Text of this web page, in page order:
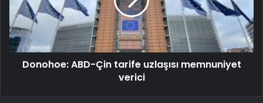
Donohoe: ABD-Çin tarife uzlaşısı memnuniyet
verici